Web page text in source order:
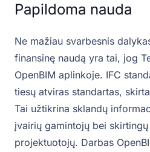
Papildoma nauda
Ne mažiau svarbesnis
finansinę naudą yra tai, jog
OpenBIM aplinkoje. IFC
tiesų atviras standartas,
Tai užtikrina sklandų
įvairių gamintojų bei
projektuotojų. Darbas